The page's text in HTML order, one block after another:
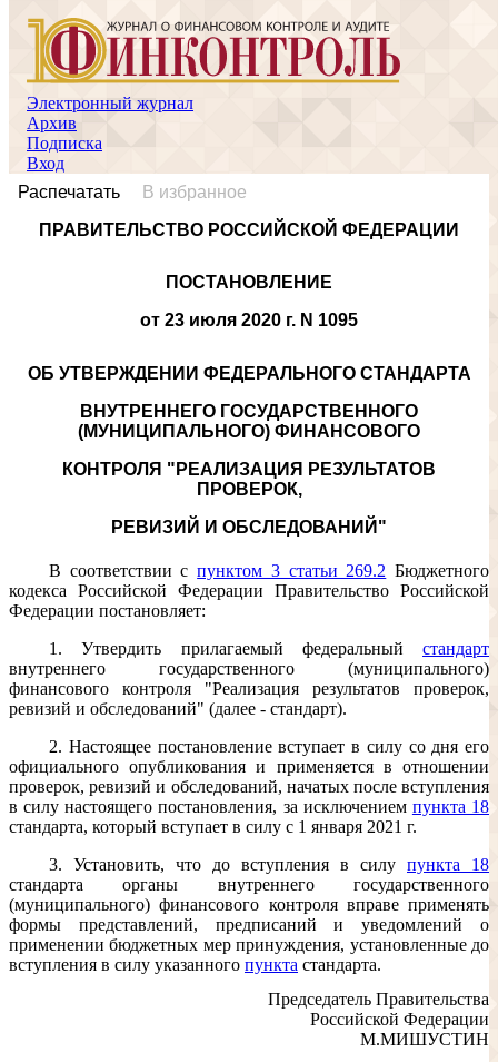
контроля Реализация результатов проверок, ревизий и
Электронный журнал
Архив
Подписка
Вход
Распечатать
В избранное
ПРАВИТЕЛЬСТВО РОССИЙСКОЙ ФЕДЕРАЦИИ
ПОСТАНОВЛЕНИЕ
от 23 июля 2020 г. N 1095
ОБ УТВЕРЖДЕНИИ ФЕДЕРАЛЬНОГО СТАНДАРТА
ВНУТРЕННЕГО ГОСУДАРСТВЕННОГО
(МУНИЦИПАЛЬНОГО) ФИНАНСОВОГО
КОНТРОЛЯ "РЕАЛИЗАЦИЯ РЕЗУЛЬТАТОВ
ПРОВЕРОК,
РЕВИЗИЙ И ОБСЛЕДОВАНИЙ"
В соответствии спунктом 3 статьи 269.2 Бюджетного
кодекса Российской Федерации Правительство Российской
Федерации постановляет:
1. Утвердить прилагаемый федеральный стандарт
внутреннего государственного (муниципального)
финансового контроля "Реализация результатов проверок,
ревизий и обследований" (далее - стандарт).
2. Настоящее постановление вступает в силу со дня его
официального опубликования и применяется в отношении
проверок, ревизий и обследований, начатых после вступления
в силу настоящего постановления, за исключением пункта 18
стандарта, который вступает в силу с 1 января 2021 г.
3. Установить, что до вступления в силу пункта 18
стандарта органы внутреннего государственного
(муниципального) финансового контроля вправе применять
формы представлений, предписаний и уведомлений о
применении бюджетных мер принуждения, установленные до
вступления в силу указанного пункта стандарта.
Председатель Правительства
Российской Федерации
М.МИШУСТИН